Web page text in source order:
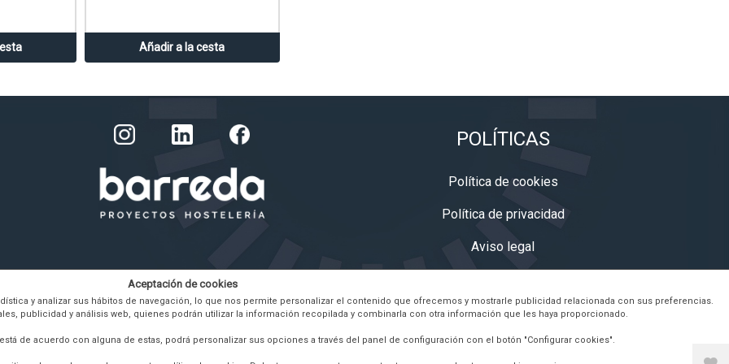
Añadir a la cesta
POLÍTICAS
Política de cookies
Política de privacidad
Aviso legal
Aceptación de cookies
y analizar sus hábitos de navegación, lo que nos permite personalizar el contenido que ofrecemos y mostrarle publicidad relacionada con sus preferencias.
publicidad y análisis web, quienes podrán utilizar la información recopilada y combinarla con otra información que les haya proporcionado.
de acuerdo con alguna de estas, podrá personalizar sus opciones a través del panel de configuración con el botón "Configurar cookies".